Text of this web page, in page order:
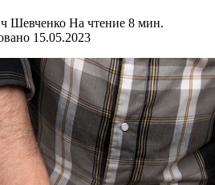
Шевченко На чтение 8 мин.
15.05.2023